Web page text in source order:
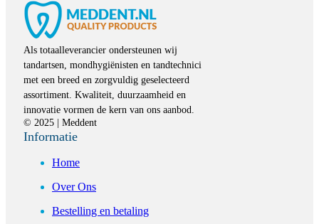
Als totaalleverancier ondersteunen wij
tandartsen, mondhygiënisten en tandtechnici
met een breed en zorgvuldig geselecteerd
assortiment. Kwaliteit, duurzaamheid en
innovatie vormen de kern van ons aanbod.
© 2025 | Meddent
Informatie
Home
Over Ons
Bestelling en betaling